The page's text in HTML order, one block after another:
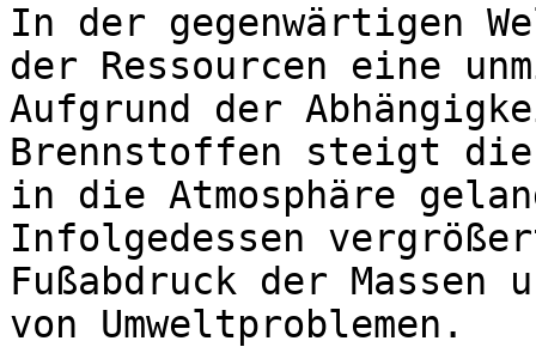
In der gegenwärtigen
der Ressourcen eine
Aufgrund der
Brennstoffen steigt
in die Atmosphäre
Infolgedessen
Fußabdruck der
von Umweltproblemen.